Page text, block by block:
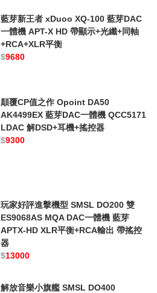
藍芽新王者 xDuoo XQ-100 藍芽DAC
一體機 APT-X HD 帶顯示+光纖+同軸
+RCA+XLR平衡
$9680
顛覆CP值之作 Opoint DA50
AK4499EX 藍芽DAC一體機 QCC5171
LDAC 解DSD+耳機+搖控器
$9300
玩家好評進擊機型 SMSL DO200 雙
ES9068AS MQA DAC一體機 藍芽
APTX-HD XLR平衡+RCA輸出 帶搖控
器
$13000
解放音樂小旗艦 SMSL DO400